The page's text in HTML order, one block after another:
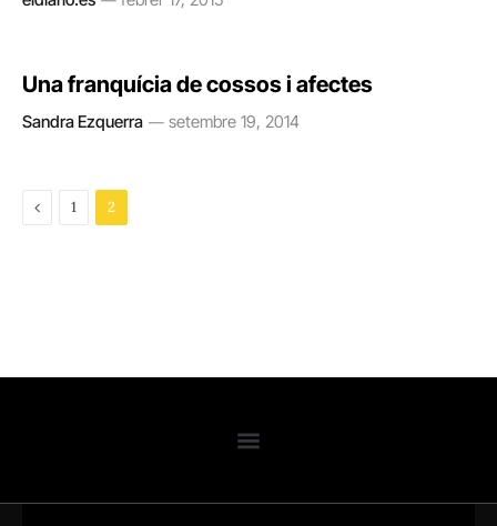
Una franquícia de cossos i afectes
Sandra Ezquerra setembre 19, 2014
Previous
1 2